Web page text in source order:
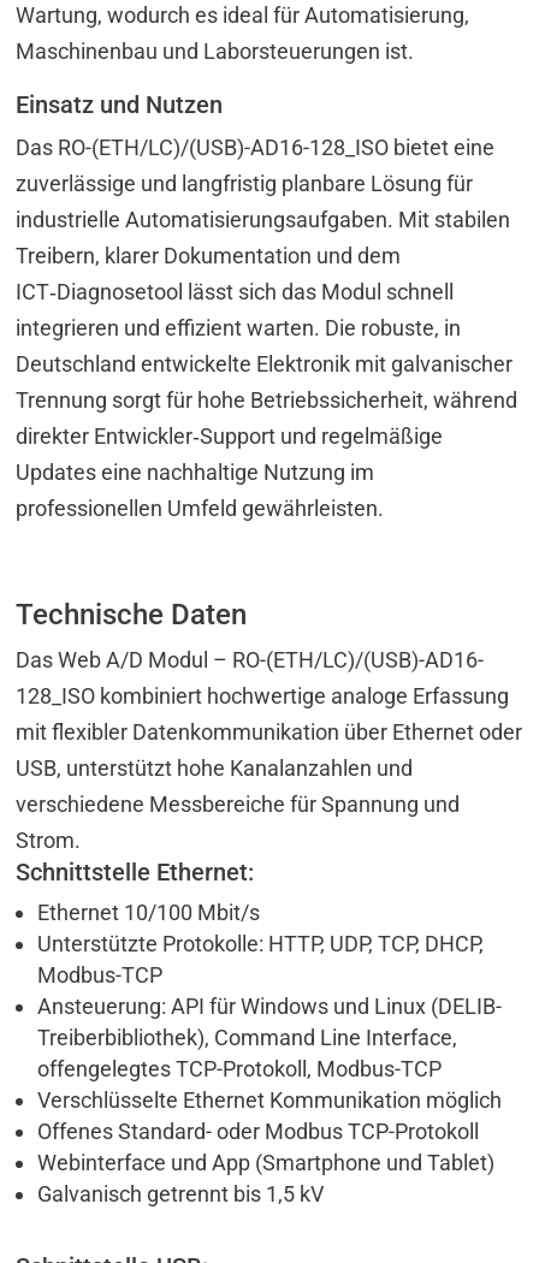
Wartung, wodurch es ideal für Automatisierung,
Maschinenbau und Laborsteuerungen ist.
Einsatz und Nutzen
Das RO-(ETH/LC)/(USB)-AD16-128_ISO bietet eine
zuverlässige und langfristig planbare Lösung für
industrielle Automatisierungsaufgaben. Mit stabilen
Treibern, klarer Dokumentation und dem
ICT‑Diagnosetool lässt sich das Modul schnell
integrieren und effizient warten. Die robuste, in
Deutschland entwickelte Elektronik mit galvanischer
Trennung sorgt für hohe Betriebssicherheit, während
direkter Entwickler‑Support und regelmäßige
Updates eine nachhaltige Nutzung im
professionellen Umfeld gewährleisten.
Technische Daten
Das Web A/D Modul – RO-(ETH/LC)/(USB)-AD16-
128_ISO kombiniert hochwertige analoge Erfassung
mit flexibler Datenkommunikation über Ethernet oder
USB, unterstützt hohe Kanalanzahlen und
verschiedene Messbereiche für Spannung und
Strom.
Schnittstelle Ethernet:
Ethernet 10/100 Mbit/s
Unterstützte Protokolle: HTTP, UDP, TCP, DHCP,
Modbus-TCP
Ansteuerung: API für Windows und Linux (DELIB-
Treiberbibliothek), Command Line Interface,
offengelegtes TCP-Protokoll, Modbus-TCP
Verschlüsselte Ethernet Kommunikation möglich
Offenes Standard- oder Modbus TCP-Protokoll
Webinterface und App (Smartphone und Tablet)
Galvanisch getrennt bis 1,5 kV